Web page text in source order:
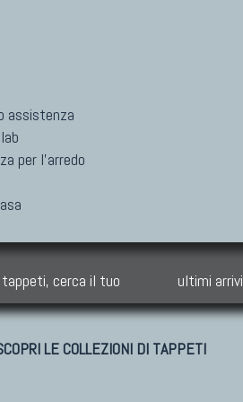
assistenza
per l'arredo
cerca il tuo ultimi arrivi
LE COLLEZIONI DI TAPPETI